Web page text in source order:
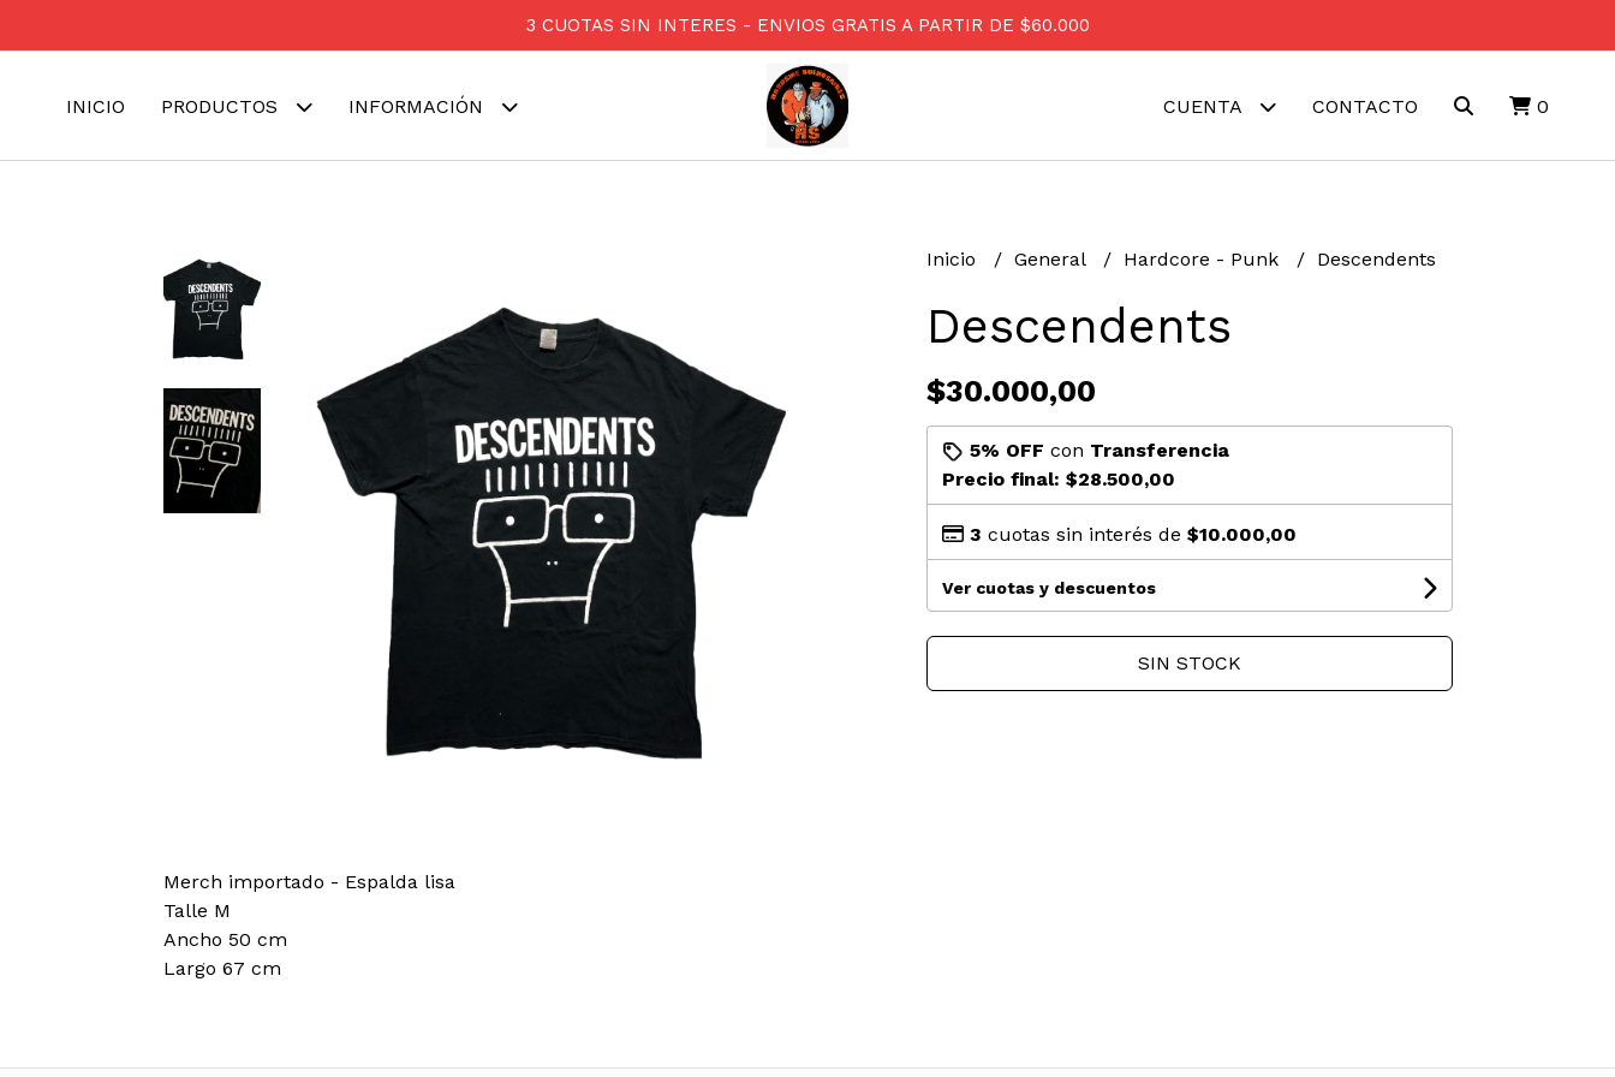
3 CUOTAS SIN INTERES - ENVIOS GRATIS A PARTIR DE $60.000
INICIO PRODUCTOS INFORMACIÓN CUENTA CONTACTO 0
Merch importado - Espalda lisa
Talle M
Ancho 50 cm
Largo 67 cm
Inicio General Hardcore - Punk Descendents
Descendents
$30.000,00
5% OFF con Transferencia
Precio final: $28.500,00
3 cuotas sin interés de $10.000,00
Ver cuotas y descuentos
SIN STOCK